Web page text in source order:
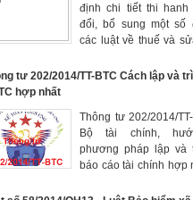
định chi tiết thi hanh
đổi, bổ sung một số
các luật về thuế và
định về thuế
tư 202/2014/TT-BTC Cách lập và
hợp nhất
Thông tư 202/2014/
Bộ tài chính,
phương pháp lập và
báo cáo tài chính hợp